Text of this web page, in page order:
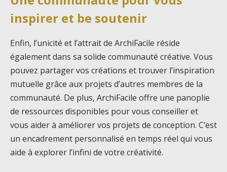
inspirer et be soutenir
Enfin, l’unicité et l’attrait de ArchiFacile réside
également dans sa solide communauté créative. Vous
pouvez partager vos créations et trouver l’inspiration
mutuelle grâce aux projets d’autres membres de la
communauté. De plus, ArchiFacile offre une panoplie
de ressources disponibles pour vous conseiller et
vous aider à améliorer vos projets de conception. C’est
un encadrement personnalisé en temps réel qui vous
aide à explorer l’infini de votre créativité.